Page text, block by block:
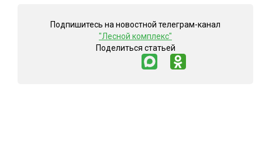
Подпишитесь на новостной телеграм-канал
"Лесной комплекс"
Поделиться статьей